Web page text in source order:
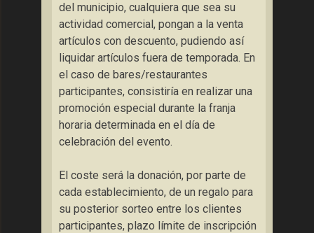
del municipio, cualquiera que sea su
actividad comercial, pongan a la venta
artículos con descuento, pudiendo así
liquidar artículos fuera de temporada. En
el caso de bares/restaurantes
participantes, consistiría en realizar una
promoción especial durante la franja
horaria determinada en el día de
celebración del evento.
El coste será la donación, por parte de
cada establecimiento, de un regalo para
su posterior sorteo entre los clientes
participantes, plazo límite de inscripción